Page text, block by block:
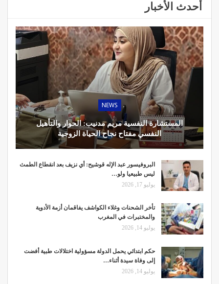
أحدث الأخبار
NEWS
المستشارة النفسية مريم مدنيب: الحوار والتأهيل
النفسي مفتاح نجاح الحياة الزوجية
البروفيسور عبد الإله قوشيح: أي نزيف بعد انقطاع الطمث
ليس طبيعيا ولو…
يوليو 17, 2026
تأخر الشحنات وغلاء الكواشف يفاقمان أزمة الأدوية
والمختبرات في المغرب
يوليو 14, 2026
حكم ابتدائي يحمل الدولة مسؤولية اختلالات طبية أفضت
إلى وفاة سيدة أثناء…
يوليو 14, 2026